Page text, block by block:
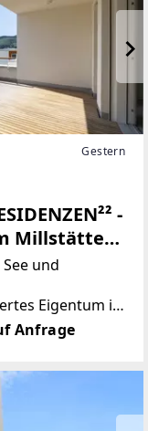
Gestern
-
Millstätter
und
Eigentum in
ist, dass
Anfrage